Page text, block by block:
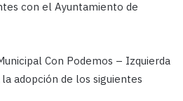
con el Ayuntamiento de
Con Podemos – Izquierda
adopción de los siguientes